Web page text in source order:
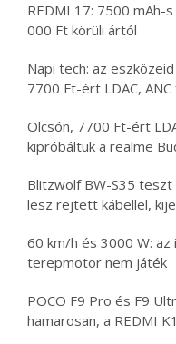
REDMI 17: 7500 mAh-
000 Ft körüli ártól
Napi tech: az
7700 Ft-ért LDAC,
Olcsón, 7700 Ft-ért
kipróbáltuk a realme
Blitzwolf BW-S35
lesz rejtett kábellel,
60 km/h és 3000 W:
terepmotor nem játék
POCO F9 Pro és F9
hamarosan, a REDMI